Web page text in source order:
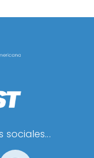
sociales...